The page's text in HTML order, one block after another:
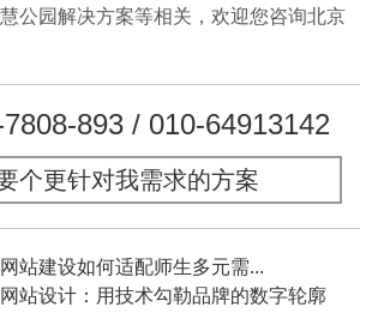
公园解决方案等相关，欢迎您咨询北京
893 / 010-64913142
个更针对我需求的方案
站建设如何适配师生多元需...
站设计：用技术勾勒品牌的数字轮廓